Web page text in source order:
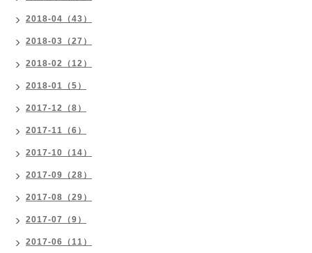
2018-04（43）
2018-03（27）
2018-02（12）
2018-01（5）
2017-12（8）
2017-11（6）
2017-10（14）
2017-09（28）
2017-08（29）
2017-07（9）
2017-06（11）